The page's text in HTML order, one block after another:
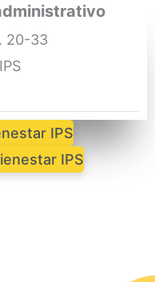
20-33
IPS
IPS